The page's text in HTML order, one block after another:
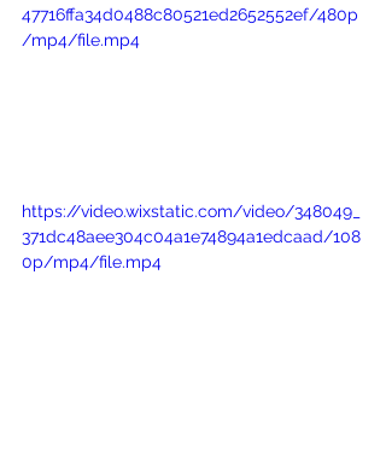
47716ffa34d0488c80521ed2652552ef/480p
/mp4/file.mp4
https://video.wixstatic.com/video/348049_
371dc48aee304c04a1e74894a1edcaad/108
0p/mp4/file.mp4